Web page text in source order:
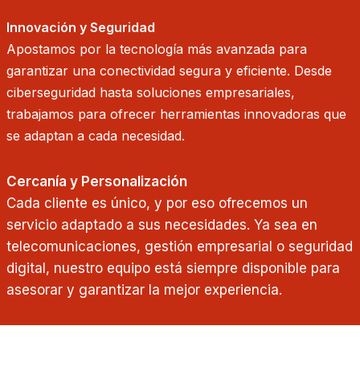
Innovación y Seguridad
Apostamos por la tecnología más avanzada para
garantizar una conectividad segura y eficiente. Desde
ciberseguridad hasta soluciones empresariales,
trabajamos para ofrecer herramientas innovadoras que
se adaptan a cada necesidad.
Cercanía y Personalización
Cada cliente es único, y por eso ofrecemos un
servicio adaptado a sus necesidades. Ya sea en
telecomunicaciones, gestión empresarial o seguridad
digital, nuestro equipo está siempre disponible para
asesorar y garantizar la mejor experiencia.